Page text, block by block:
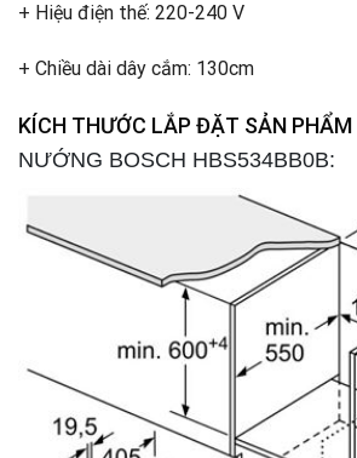
+ Hiệu điện thế: 220-240 V
+ Chiều dài dây cắm: 130cm
KÍCH THƯỚC LẮP ĐẶT SẢN PHẨM
NƯỚNG BOSCH HBS534BB0B: